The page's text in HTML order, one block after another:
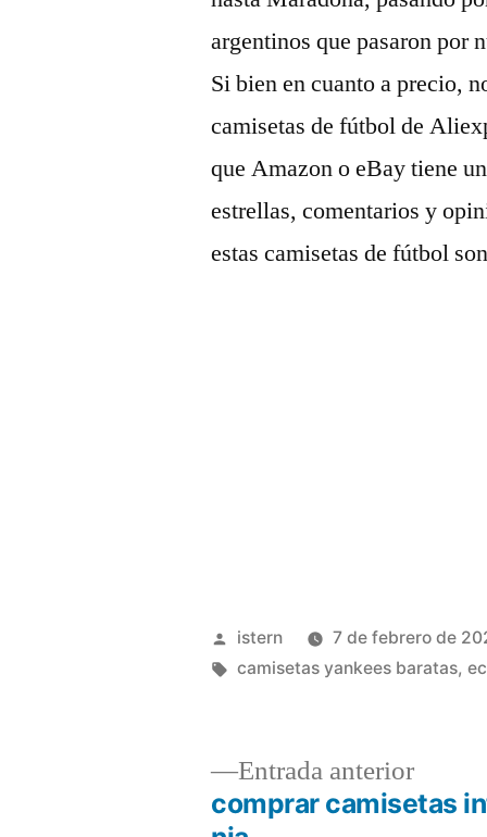
argentinos que pasaron por
Si bien en cuanto a precio,
camisetas de fútbol de
que Amazon o eBay tiene
estrellas, comentarios y
estas camisetas de fútbol
Publicado
por
istern 7 de febrero de
Etiquetas:
camisetas yankees baratas,
Entrada anteriorEntrada
comprar camisetas